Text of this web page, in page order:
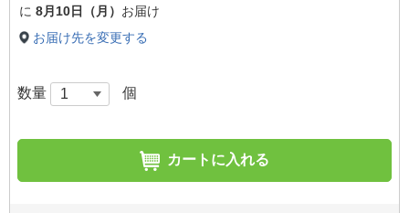
に 8月10日（月） お届け
お届け先を変更する
数量 個
カートに入れる